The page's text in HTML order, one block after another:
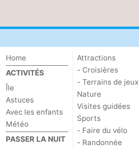
de
Frise
-
Ameland
-
Terschelling
-
Home
ACTIVITÉS
Île
Astuces
Avec les enfants
Météo
PASSER LA NUIT
Attractions
- Croisières
- Terrains de jeux
Nature
Visites guidées
Sports
- Faire du vélo
- Randonnée